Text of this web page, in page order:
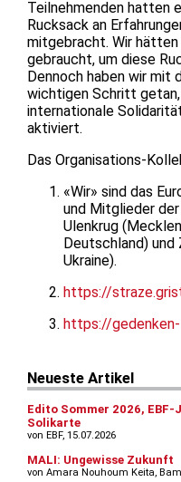
Teilnehmenden hatten
Rucksack an
mitgebracht. Wir hätten
gebraucht, um diese
Dennoch haben wir mit
wichtigen Schritt
internationale
aktiviert.
Das Organisations-
«Wir» sind das
und Mitglieder
Ulenkrug
Deutschland) und
Ukraine).
https://
https://